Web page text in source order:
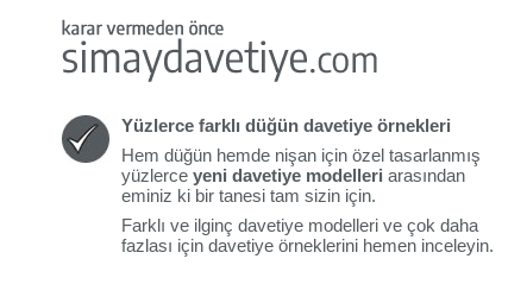
Yüzlerce farklı düğün davetiye örnekleri
Hem düğün hemde nişan için özel tasarlanmış
yüzlerce yeni davetiye modelleri arasından
eminiz ki bir tanesi tam sizin için.
Farklı ve ilginç davetiye modelleri ve çok daha
fazlası için davetiye örneklerini hemen inceleyin.